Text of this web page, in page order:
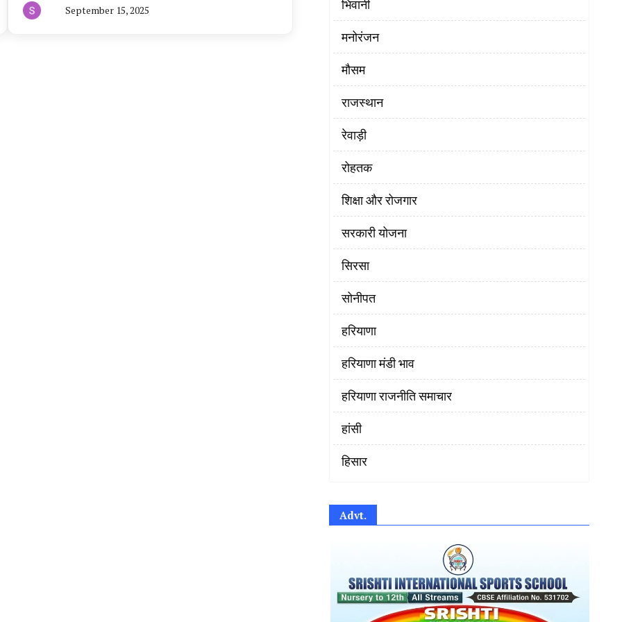
September 15, 2025
भिवानी
मनोरंजन
मौसम
राजस्थान
रेवाड़ी
रोहतक
शिक्षा और रोजगार
सरकारी योजना
सिरसा
सोनीपत
हरियाणा
हरियाणा मंडी भाव
हरियाणा राजनीति समाचार
हांसी
हिसार
Advt.